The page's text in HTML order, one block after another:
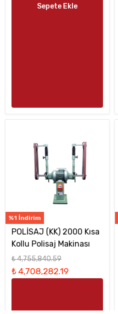
Sepete Ekle
%1 İndirim
POLİSAJ (KK) 2000 Kısa
Kollu Polisaj Makinası
₺ 4,755,840.59
₺ 4,708,282.19